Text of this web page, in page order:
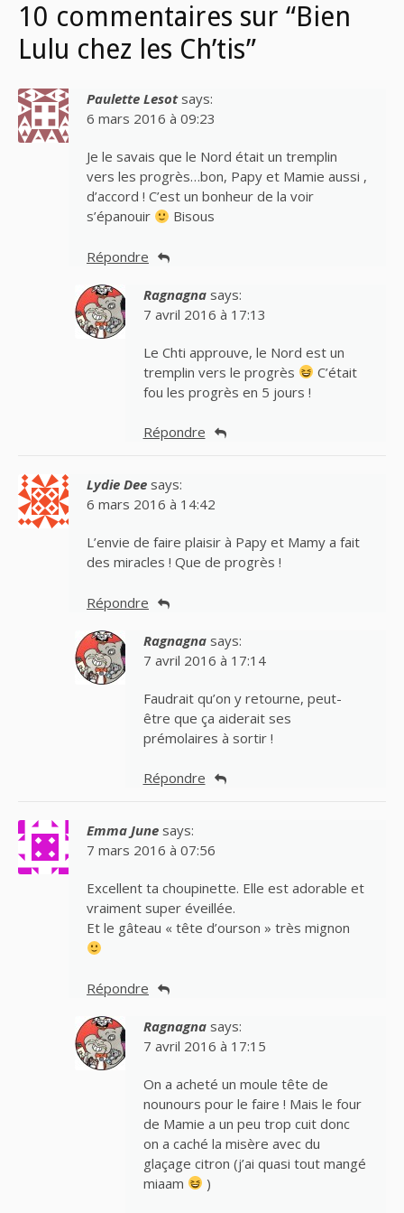
10 commentaires sur “Bien
Lulu chez les Ch’tis”
Paulette Lesot says:
6 mars 2016 à 09:23
Je le savais que le Nord était un tremplin
vers les progrès…bon, Papy et Mamie aussi ,
d’accord ! C’est un bonheur de la voir
s’épanouir
Bisous
Répondre
Ragnagna says:
7 avril 2016 à 17:13
Le Chti approuve, le Nord est un
tremplin vers le progrès
C’était
fou les progrès en 5 jours !
Répondre
Lydie Dee says:
6 mars 2016 à 14:42
L’envie de faire plaisir à Papy et Mamy a fait
des miracles ! Que de progrès !
Répondre
Ragnagna says:
7 avril 2016 à 17:14
Faudrait qu’on y retourne, peut-
être que ça aiderait ses
prémolaires à sortir !
Répondre
Emma June says:
7 mars 2016 à 07:56
Excellent ta choupinette. Elle est adorable et
vraiment super éveillée.
Et le gâteau « tête d’ourson » très mignon
Répondre
Ragnagna says:
7 avril 2016 à 17:15
On a acheté un moule tête de
nounours pour le faire ! Mais le four
de Mamie a un peu trop cuit donc
on a caché la misère avec du
glaçage citron (j’ai quasi tout mangé
miaam
)